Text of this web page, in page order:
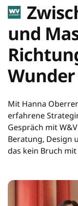
und
Wunder
Mit Hanna
erfahrene
Gespräch mit
Beratung, Design
das kein Bruch